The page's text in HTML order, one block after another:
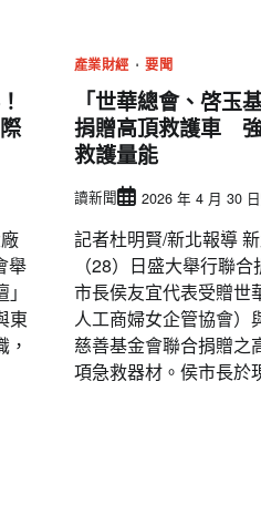
舉
東
產業財經 要聞
「世華總會、啓玉
捐贈高頂救護車
救護量能
讀新聞 2026 年 4 月 30 日
記者杜明賢/新北報導
（28）日盛大舉行聯
市長侯友宜代表受贈世
人工商婦女企管協會）
慈善基金會聯合捐贈之
項急救器材。侯市長